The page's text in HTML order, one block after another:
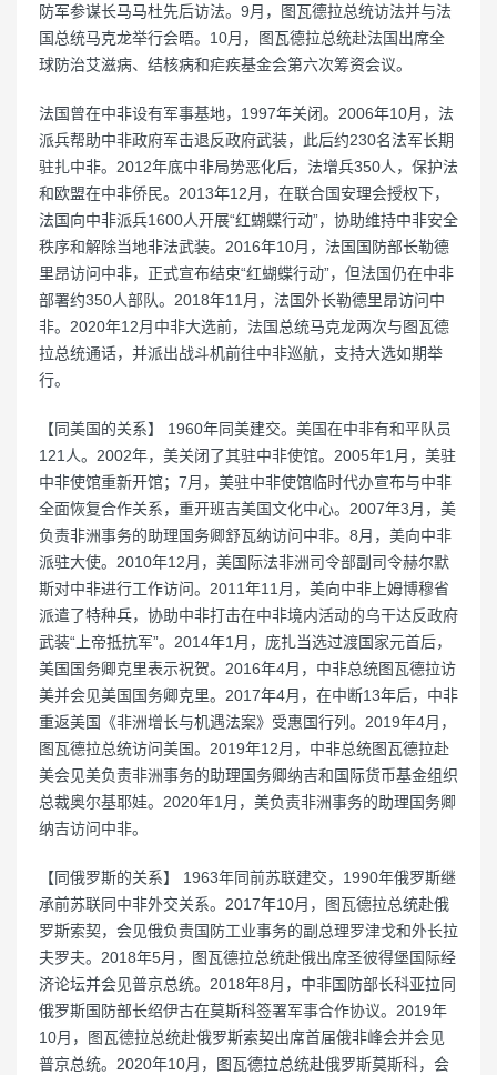
防军参谋长马马杜先后访法。9月，图瓦德拉总统访法并与法
国总统马克龙举行会晤。10月，图瓦德拉总统赴法国出席全
球防治艾滋病、结核病和疟疾基金会第六次筹资会议。
法国曾在中非设有军事基地，1997年关闭。2006年10月，法
派兵帮助中非政府军击退反政府武装，此后约230名法军长期
驻扎中非。2012年底中非局势恶化后，法增兵350人，保护法
和欧盟在中非侨民。2013年12月，在联合国安理会授权下，
法国向中非派兵1600人开展“红蝴蝶行动”，协助维持中非安全
秩序和解除当地非法武装。2016年10月，法国国防部长勒德
里昂访问中非，正式宣布结束“红蝴蝶行动”，但法国仍在中非
部署约350人部队。2018年11月，法国外长勒德里昂访问中
非。2020年12月中非大选前，法国总统马克龙两次与图瓦德
拉总统通话，并派出战斗机前往中非巡航，支持大选如期举
行。
【同美国的关系】 1960年同美建交。美国在中非有和平队员
121人。2002年，美关闭了其驻中非使馆。2005年1月，美驻
中非使馆重新开馆；7月，美驻中非使馆临时代办宣布与中非
全面恢复合作关系，重开班吉美国文化中心。2007年3月，美
负责非洲事务的助理国务卿舒瓦纳访问中非。8月，美向中非
派驻大使。2010年12月，美国际法非洲司令部副司令赫尔默
斯对中非进行工作访问。2011年11月，美向中非上姆博穆省
派遣了特种兵，协助中非打击在中非境内活动的乌干达反政府
武装“上帝抵抗军”。2014年1月，庞扎当选过渡国家元首后，
美国国务卿克里表示祝贺。2016年4月，中非总统图瓦德拉访
美并会见美国国务卿克里。2017年4月，在中断13年后，中非
重返美国《非洲增长与机遇法案》受惠国行列。2019年4月，
图瓦德拉总统访问美国。2019年12月，中非总统图瓦德拉赴
美会见美负责非洲事务的助理国务卿纳吉和国际货币基金组织
总裁奥尔基耶娃。2020年1月，美负责非洲事务的助理国务卿
纳吉访问中非。
【同俄罗斯的关系】 1963年同前苏联建交，1990年俄罗斯继
承前苏联同中非外交关系。2017年10月，图瓦德拉总统赴俄
罗斯索契，会见俄负责国防工业事务的副总理罗津戈和外长拉
夫罗夫。2018年5月，图瓦德拉总统赴俄出席圣彼得堡国际经
济论坛并会见普京总统。2018年8月，中非国防部长科亚拉同
俄罗斯国防部长绍伊古在莫斯科签署军事合作协议。2019年
10月，图瓦德拉总统赴俄罗斯索契出席首届俄非峰会并会见
普京总统。2020年10月，图瓦德拉总统赴俄罗斯莫斯科，会